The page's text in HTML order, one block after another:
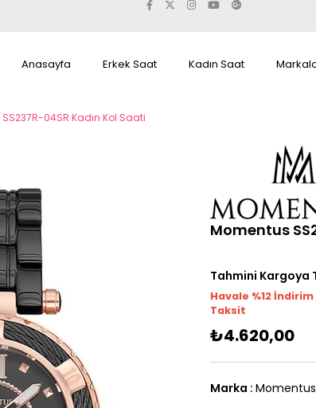
Anasayfa Erkek Saat Kadın Saat
04SR Kadın Kol Saati
Momentus
Tahmini Kargoya
Havale %12
Taksit
₺4.620,00
Marka : Momentus